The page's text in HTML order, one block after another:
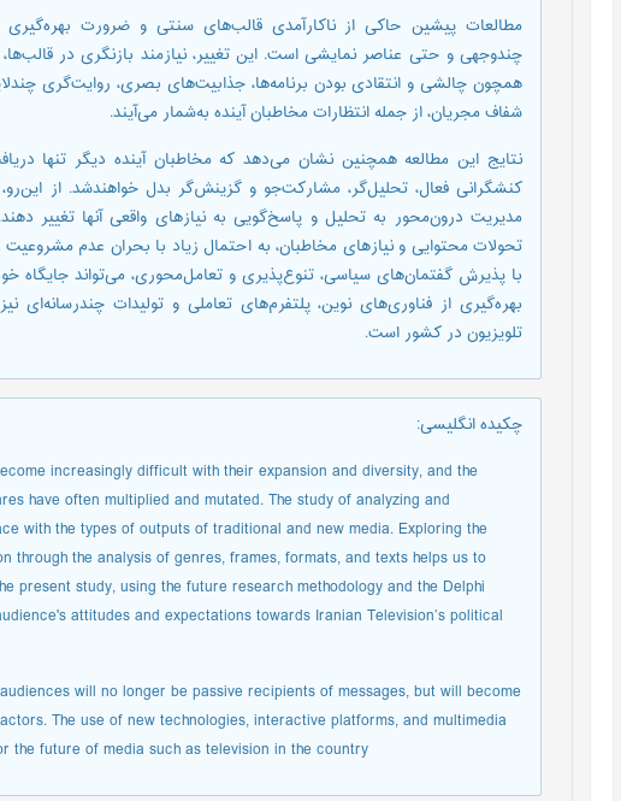
مطالعات پیشین حاکی از ناکارآمدی قالب‌های سنتی و ضرورت بهره‌گیری
چندوجهی و حتی عناصر نمایشی است. این تغییر، نیازمند بازنگری در
همچون چالشی و انتقادی بودن برنامه‌ها، جذابیت‌های بصری، روایت‌گری
شفاف مجریان، از جمله انتظارات مخاطبان آینده به‌شمار می‌آیند.
نتایج این مطالعه همچنین نشان می‌دهد که مخاطبان آینده دیگر تنها
کنشگرانی فعال، تحلیل‌گر، مشارکت‌جو و گزینش‌گر بدل خواهندشد. از
مدیریت درون‌محور به تحلیل و پاسخ‌گویی به نیازهای واقعی آنها تغییر
تحولات محتوایی و نیازهای مخاطبان، به احتمال زیاد با بحران عدم
با پذیرش گفتمان‌های سیاسی، تنوع‌پذیری و تعامل‌محوری، می‌تواند
بهره‌گیری از فناوری‌های نوین، پلتفرم‌های تعاملی و تولیدات چندرسانه‌ای
تلویزیون در کشور است.
چکیده انگلیسی:
increasingly difficult with their expansion and diversity, and the
have often multiplied and mutated. The study of analyzing and
with the types of outputs of traditional and new media. Exploring the
through the analysis of genres, frames, formats, and texts helps us to
present study, using the future research methodology and the Delphi
attitudes and expectations towards Iranian Television’s political
will no longer be passive recipients of messages, but will become
The use of new technologies, interactive platforms, and multimedia
the future of media such as television in the country